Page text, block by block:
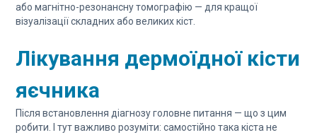
або магнітно-резонансну томографію — для кращої
візуалізації складних або великих кіст.
Лікування дермоїдної кісти
яєчника
Після встановлення діагнозу головне питання — що з цим
робити. І тут важливо розуміти: самостійно така кіста не